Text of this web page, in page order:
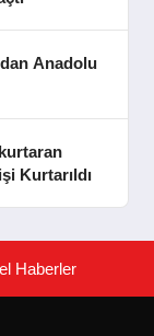
Anadolu
Kurtarıldı
Haberler